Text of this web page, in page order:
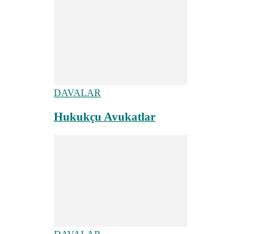
DAVALAR
Hukukçu Avukatlar